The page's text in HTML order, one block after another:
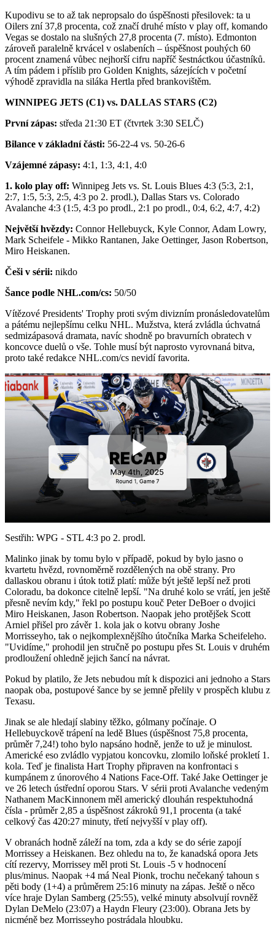
Kupodivu se to až tak nepropsalo do úspěšnosti přesilovek: ta u
Oilers zní 37,8 procenta, což značí druhé místo v play off, komando
Vegas se dostalo na slušných 27,8 procenta (7. místo). Edmonton
zároveň paralelně krvácel v oslabeních – úspěšnost pouhých 60
procent znamená vůbec nejhorší cifru napříč šestnáctkou účastníků.
A tím pádem i příslib pro Golden Knights, sázejících v početní
výhodě zpravidla na siláka Hertla před brankovištěm.
WINNIPEG JETS (C1) vs. DALLAS STARS (C2)
První zápas: středa 21:30 ET (čtvrtek 3:30 SELČ)
Bilance v základní části: 56-22-4 vs. 50-26-6
Vzájemné zápasy: 4:1, 1:3, 4:1, 4:0
1. kolo play off: Winnipeg Jets vs. St. Louis Blues 4:3 (5:3, 2:1,
2:7, 1:5, 5:3, 2:5, 4:3 po 2. prodl.), Dallas Stars vs. Colorado
Avalanche 4:3 (1:5, 4:3 po prodl., 2:1 po prodl., 0:4, 6:2, 4:7, 4:2)
Největší hvězdy: Connor Hellebuyck, Kyle Connor, Adam Lowry,
Mark Scheifele - Mikko Rantanen, Jake Oettinger, Jason Robertson,
Miro Heiskanen.
Češi v sérii: nikdo
Šance podle NHL.com/cs: 50/50
Vítězové Presidents' Trophy proti svým divizním pronásledovatelům
a pátému nejlepšímu celku NHL. Mužstva, která zvládla úchvatná
sedmizápasová dramata, navíc shodně po bravurních obratech v
koncovce duelů o vše. Tohle musí být naprosto vyrovnaná bitva,
proto také redakce NHL.com/cs nevidí favorita.
Play
Video
Sestřih: WPG - STL 4:3 po 2. prodl.
Malinko jinak by tomu bylo v případě, pokud by bylo jasno o
kvartetu hvězd, rovnoměrně rozdělených na obě strany. Pro
dallaskou obranu i útok totiž platí: může být ještě lepší než proti
Coloradu, ba dokonce citelně lepší. "Na druhé kolo se vrátí, jen ještě
přesně nevím kdy," řekl po postupu kouč Peter DeBoer o dvojici
Miro Heiskanen, Jason Robertson. Naopak jeho protějšek Scott
Arniel přišel pro závěr 1. kola jak o kotvu obrany Joshe
Morrisseyho, tak o nejkomplexnějšího útočníka Marka Scheifeleho.
"Uvidíme," prohodil jen stručně po postupu přes St. Louis v druhém
prodloužení ohledně jejich šancí na návrat.
Pokud by platilo, že Jets nebudou mít k dispozici ani jednoho a Stars
naopak oba, postupové šance by se jemně přelily v prospěch klubu z
Texasu.
Jinak se ale hledají slabiny těžko, gólmany počínaje. O
Hellebuyckově trápení na ledě Blues (úspěšnost 75,8 procenta,
průměr 7,24!) toho bylo napsáno hodně, jenže to už je minulost.
Americké eso zvládlo vypjatou koncovku, zlomilo loňské prokletí 1.
kola. Teď je finalista Hart Trophy připraven na konfrontaci s
kumpánem z únorového 4 Nations Face-Off. Také Jake Oettinger je
ve 26 letech ústřední oporou Stars. V sérii proti Avalanche vedeným
Nathanem MacKinnonem měl americký dlouhán respektuhodná
čísla - průměr 2,85 a úspěšnost zákroků 91,1 procenta (a také
celkový čas 420:27 minuty, třetí nejvyšší v play off).
V obranách hodně záleží na tom, zda a kdy se do série zapojí
Morrissey a Heiskanen. Bez ohledu na to, že kanadská opora Jets
cítí rezervy, Morrissey měl proti St. Louis -5 v hodnocení
plus/minus. Naopak +4 má Neal Pionk, trochu nečekaný tahoun s
pěti body (1+4) a průměrem 25:16 minuty na zápas. Ještě o něco
více hraje Dylan Samberg (25:55), velké minuty absolvují rovněž
Dylan DeMelo (23:07) a Haydn Fleury (23:00). Obrana Jets by
nicméně bez Morrisseyho postrádala hloubku.